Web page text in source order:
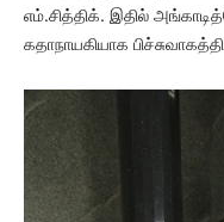
எம்.சித்திக். இதில்
கதாநாயகியாக